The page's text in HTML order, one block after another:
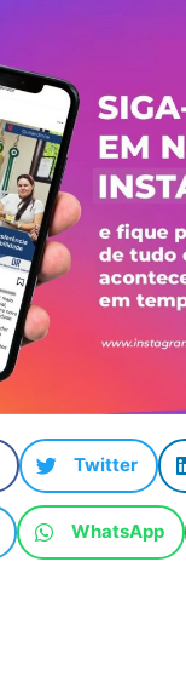
Twitter
WhatsApp